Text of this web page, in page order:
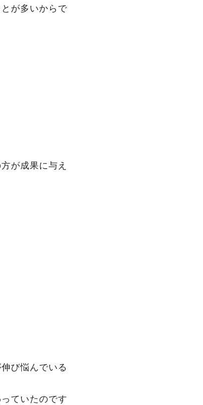
が多いからで
が成果に与え
び悩んでいる
ていたのです